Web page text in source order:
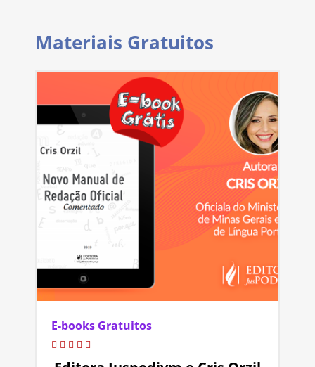
Materiais Gratuitos
E-books Gratuitos